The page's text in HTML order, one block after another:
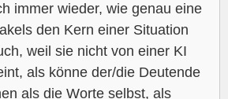
immer wieder, wie genau eine
den Kern einer Situation
weil sie nicht von einer KI
als könne der/die Deutende
als die Worte selbst, als